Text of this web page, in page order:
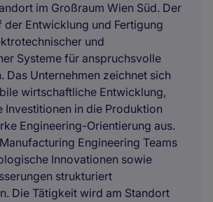
im Großraum Wien Süd. Der
der Entwicklung und Fertigung
und
Systeme für anspruchsvolle
Das Unternehmen zeichnet sich
wirtschaftliche Entwicklung,
Investitionen in die Produktion
Engineering-Orientierung aus.
Engineering Teams
Innovationen sowie
strukturiert
Die Tätigkeit wird am Standort